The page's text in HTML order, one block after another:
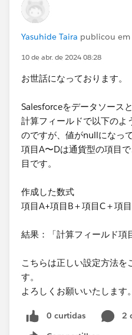
Yasuhide Taira publicou em
10 de abr. de 2024 08:28
お世話になっております。
Salesforceをデータソース
計算フィールドで以下のよ
のですが、値がnullになって
項目A〜Dは通貨型の項目
目です。
作成した数式
項目A+項目B＋項目C＋項
結果：「計算フィールド項
こちらは正しい設定方法
す。
よろしくお願いいたします。
0 curtidas
2